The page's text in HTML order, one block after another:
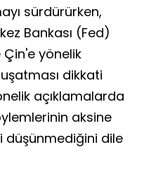
sürdürürken,
Bankası (Fed)
Çin'e yönelik
dikkati
açıklamalarda
aksine
düşünmediğini dile